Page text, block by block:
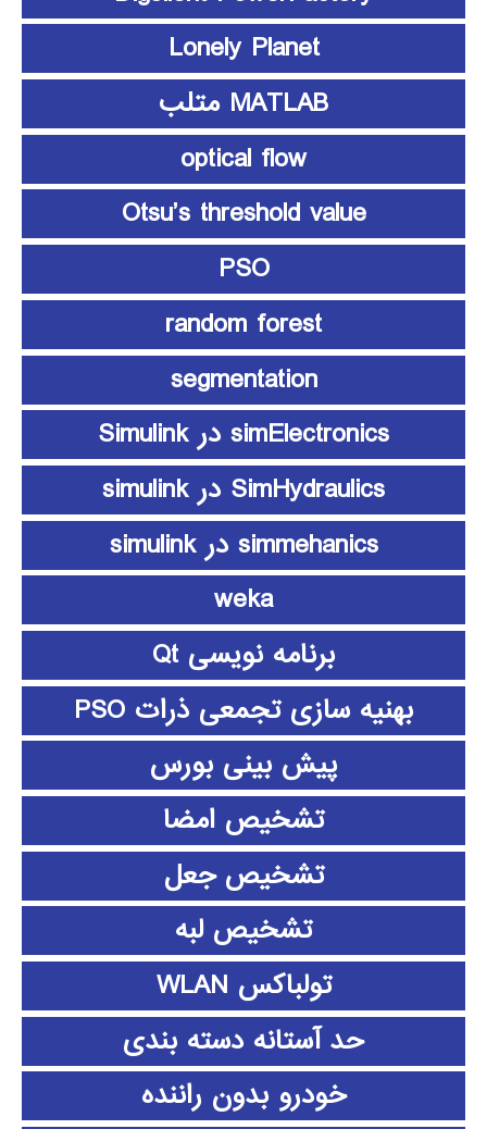
Lonely Planet
MATLAB متلب
optical flow
Otsu’s threshold value
PSO
random forest
segmentation
simElectronics در Simulink
SimHydraulics در simulink
simmehanics در simulink
weka
برنامه نویسی Qt
بهنیه سازی تجمعی ذرات PSO
پیش بینی بورس
تشخیص امضا
تشخیص جعل
تشخیص لبه
تولباکس WLAN
حد آستانه دسته بندی
خودرو بدون راننده